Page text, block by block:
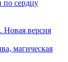
сердцу
Новая версия
магическая